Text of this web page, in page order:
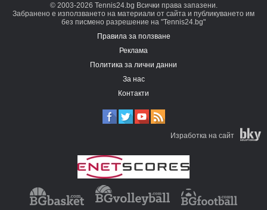
© 2003-2026 Tennis24.bg Всички права запазени.
Забранено е използването на материали от сайта и публикуването им
без писмено разрешение на "Tennis24.bg"
Правила за ползване
Реклама
Политика за лични данни
За нас
Контакти
Изработка на сайт